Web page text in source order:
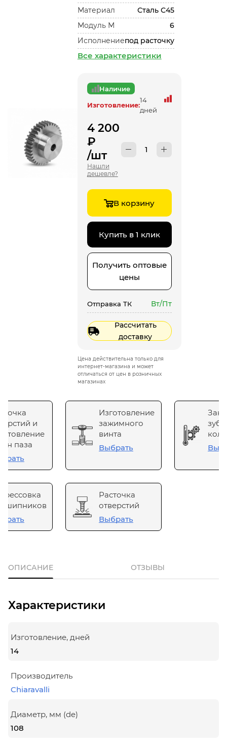
Материал
Сталь С45
Модуль М
6
Исполнениепод расточку
Все характеристики
Наличие
Изготовление:
14
дней
4 200
₽
/шт
Нашли
дешевле?
В корзину
Купить в 1 клик
Получить оптовые
цены
Отправка ТК Вт/Пт
Рассчитать
доставку
Цена действительна только для
интернет-магазина и может
отличаться от цен в розничных
магазинах
и
паза
Изготовление
зажимного
винта
Выбрать
Расточка
отверстий
Выбрать
ОПИСАНИЕ ОТЗЫВЫ
Характеристики
Изготовление, дней
14
Производитель
Chiaravalli
Диаметр, мм (de)
108